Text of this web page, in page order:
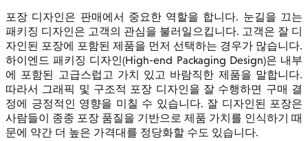
포장 디자인은 판매에서 중요한 역할을 합니다. 눈길을 끄는
패키징 디자인은 고객의 관심을 불러일으킵니다. 고객은 잘 디
자인된 포장에 포함된 제품을 먼저 선택하는 경우가 많습니다.
하이엔드 패키징 디자인(High-end Packaging Design)은 내부
에 포함된 고급스럽고 가치 있고 바람직한 제품을 말합니다.
따라서 그래픽 및 구조적 포장 디자인을 잘 수행하면 구매 결
정에 긍정적인 영향을 미칠 수 있습니다. 잘 디자인된 포장은
사람들이 종종 포장 품질을 기반으로 제품 가치를 인식하기 때
문에 약간 더 높은 가격대를 정당화할 수도 있습니다.